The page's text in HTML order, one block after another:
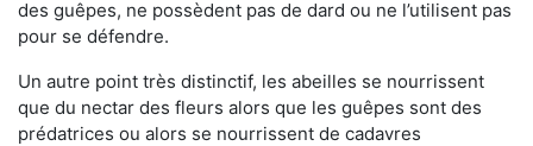
des guêpes, ne possèdent pas de dard ou ne l’utilisent pas
pour se défendre.
Un autre point très distinctif, les abeilles se nourrissent
que du nectar des fleurs alors que les guêpes sont des
prédatrices ou alors se nourrissent de cadavres